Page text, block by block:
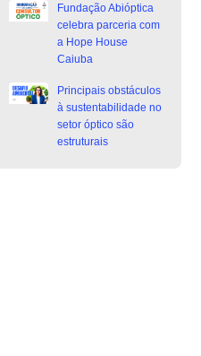
Fundação Abióptica
celebra parceria com
a Hope House
Caiuba
Principais obstáculos
à sustentabilidade no
setor óptico são
estruturais